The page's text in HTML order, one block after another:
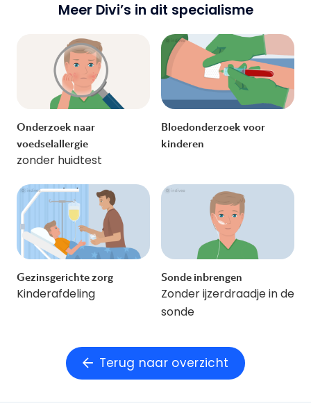
Meer Divi’s in dit specialisme
Onderzoek naar
voedselallergie
zonder huidtest
Bloedonderzoek voor
kinderen
Gezinsgerichte zorg
Kinderafdeling
Sonde inbrengen
Zonder ijzerdraadje in de
sonde
Terug naar overzicht